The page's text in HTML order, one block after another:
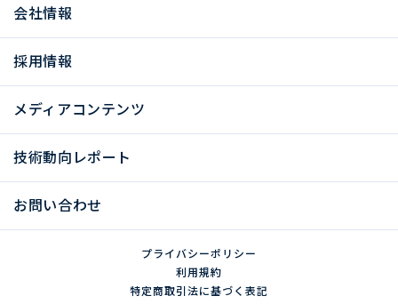
会社情報
採用情報
メディアコンテンツ
技術動向レポート
お問い合わせ
プライバシーポリシー
利用規約
特定商取引法に基づく表記